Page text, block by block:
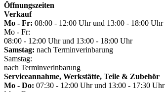
Öffnungszeiten
Verkauf
Mo - Fr: 08:00 - 12:00 Uhr und 13:00 - 18:00 Uhr
Mo - Fr:
08:00 - 12:00 Uhr und 13:00 - 18:00 Uhr
Samstag: nach Terminverinbarung
Samstag:
nach Terminverinbarung
Serviceannahme, Werkstätte, Teile & Zubehör
Mo - Do: 07:30 - 12:00 Uhr und 13:00 - 17:30 Uhr